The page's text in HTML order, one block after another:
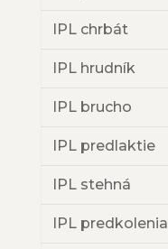
IPL chrbát
IPL hrudník
IPL brucho
IPL predlaktie
IPL stehná
IPL predkolenia